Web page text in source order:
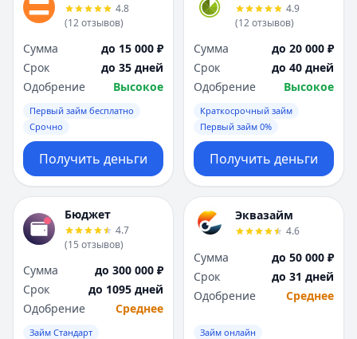
4.8
(12отзывов)
Сумма
до 15 000 ₽
Срок
до 35 дней
Одобрение
Высокое
Первый займ бесплатно
Срочно
Получить деньги
4.9
(12отзывов)
Сумма
до 20 000 ₽
Срок
до 40 дней
Одобрение
Высокое
Краткосрочный займ
Первый займ 0%
Получить деньги
Бюджет
4.7
(15 отзывов)
Сумма
до 300 000 ₽
Срок
до 1095 дней
Одобрение
Среднее
Займ Стандарт
Эквазайм
4.6
Сумма
до 50 000 ₽
Срок
до 31 дней
Одобрение
Среднее
Займ онлайн